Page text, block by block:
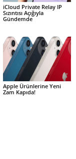
iCloud Private Relay IP
Sızıntısı Açığıyla
Gündemde
Apple Ürünlerine Yeni
Zam Kapıda!